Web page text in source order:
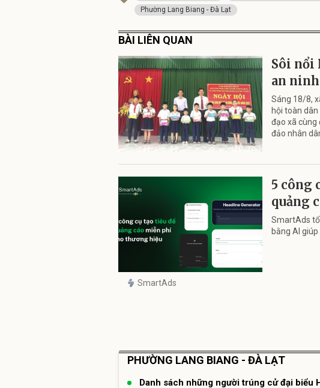
Phường Lang Biang - Đà Lạt
BÀI LIÊN QUAN
Sôi nổi
an ninh
Sáng 18/8,
hội toàn dân
đạo xã cùng
đảo nhân
5 công
quảng
SmartAds
bằng AI
SmartAds
PHƯỜNG LANG BIANG - ĐÀ LẠT
Danh sách những người trúng cử đại biểu